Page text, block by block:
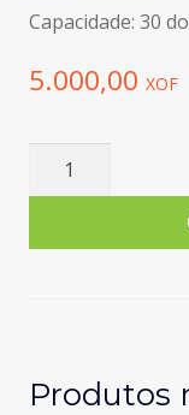
Capacidade: 30
5.000,00 XOF
Quantidade
Máquina
Pro
Produtos